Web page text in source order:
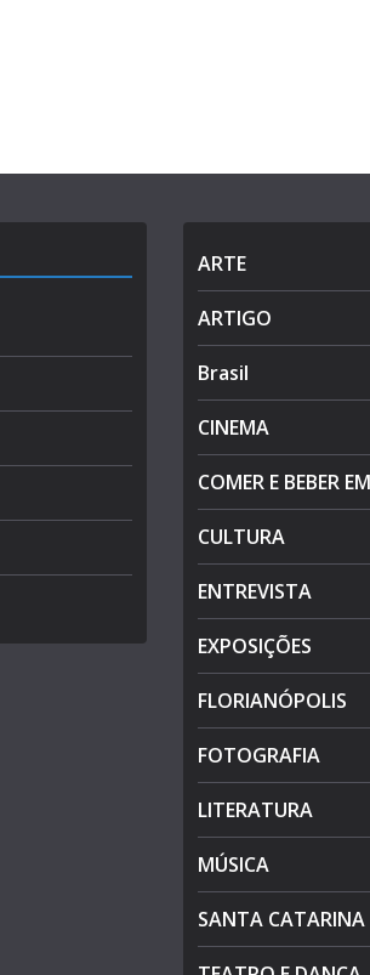
ARTE
ARTIGO
Brasil
CINEMA
COMER E BEBER
CULTURA
ENTREVISTA
EXPOSIÇÕES
FLORIANÓPOLIS
FOTOGRAFIA
LITERATURA
MÚSICA
SANTA CATARINA